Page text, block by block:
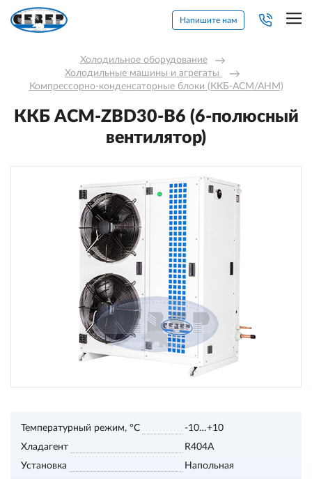
Напишите нам
Холодильное оборудование →
Холодильные машины и агрегаты →
Компрессорно-конденсаторные блоки (ККБ-АСМ/АНМ)
ККБ ACM-ZBD30-В6 (6-полюсный
вентилятор)
Температурный режим, °С
-10…+10
Хладагент
R404A
Установка
Напольная